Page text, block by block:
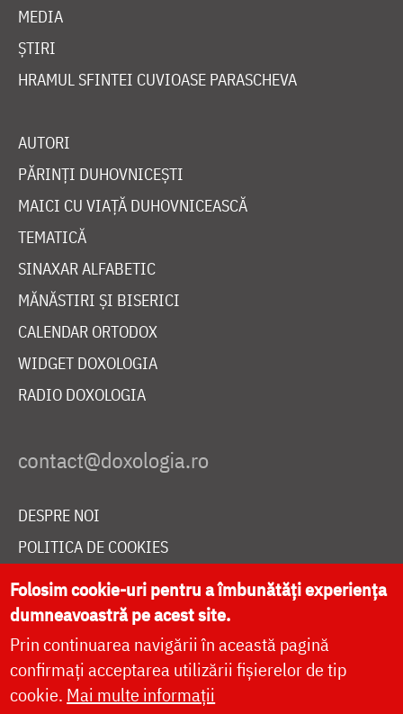
MEDIA
ȘTIRI
HRAMUL SFINTEI CUVIOASE PARASCHEVA
AUTORI
PĂRINȚI DUHOVNICEȘTI
MAICI CU VIAȚĂ DUHOVNICEASCĂ
TEMATICĂ
SINAXAR ALFABETIC
MĂNĂSTIRI ȘI BISERICI
CALENDAR ORTODOX
WIDGET DOXOLOGIA
RADIO DOXOLOGIA
DESPRE NOI
POLITICA DE COOKIES
DONEAZĂ ONLINE PENTRU CATEDRALA NAȚIONALĂ
LIVE
Folosim cookie-uri pentru a îmbunătăți experiența
dumneavoastră pe acest site.
Prin continuarea navigării în această pagină
confirmați acceptarea utilizării fișierelor de tip
cookie. Mai multe informații